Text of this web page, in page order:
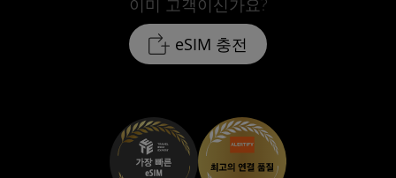
이미 고객이신가요?
eSIM 충전